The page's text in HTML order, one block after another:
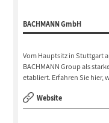
BACHMANN GmbH
Vom Hauptsitz in Stuttgart
BACHMANN Group als
etabliert. Erfahren Sie hier,
Website